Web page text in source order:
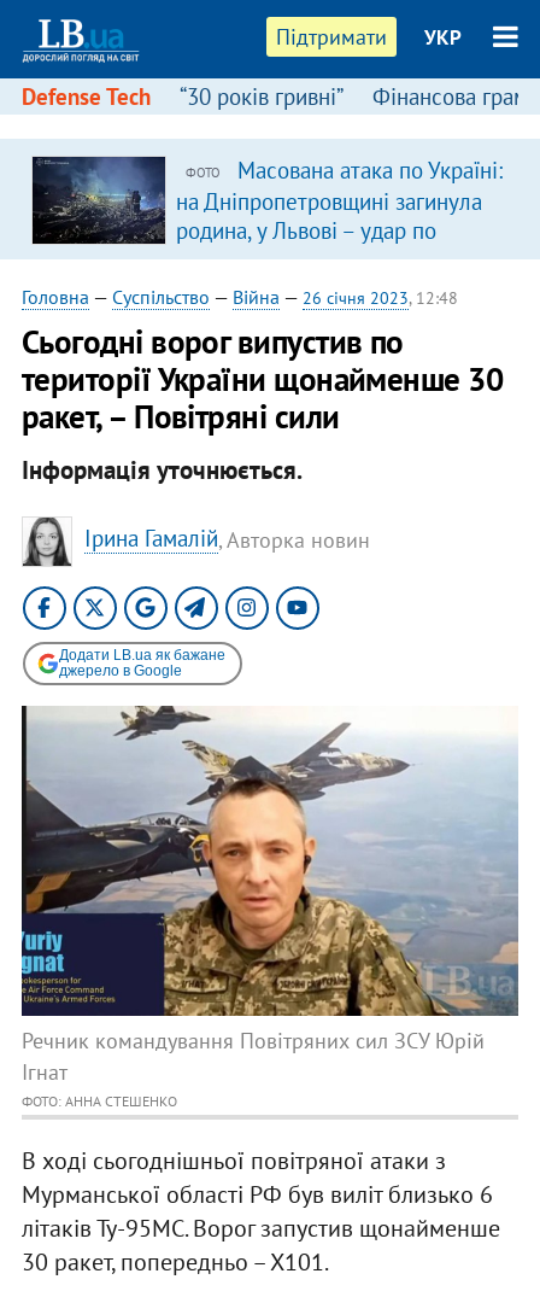
Підтримати УКР
Defense Tech “30 років гривні” Фінансова
ФОТО
Масована атака по Україні:
на Дніпропетровщині загинула
родина, у Львові – удар по
багатоповерхівках
(доповнюється)
Головна — Суспільство — Війна — 26 січня 2023, 12:48
Сьогодні ворог випустив по
території України щонайменше 30
ракет, – Повітряні сили
Інформація уточнюється.
Ірина Гамалій, Авторка новин
Додати LB.ua як бажане
джерело в Google
Речник командування Повітряних сил ЗСУ Юрій
Ігнат
ФОТО: АННА СТЕШЕНКО
В ході сьогоднішньої повітряної атаки з
Мурманської області РФ був виліт близько 6
літаків Ту-95МС. Ворог запустив щонайменше
30 ракет, попередньо – Х101.